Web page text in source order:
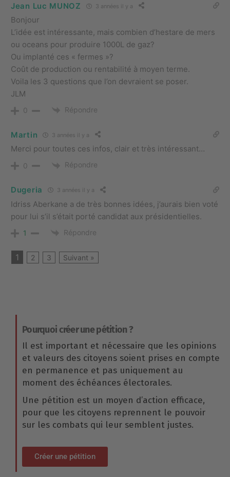
Jean Luc MUNOZ 3 années il y a
Bonjour
L’idée est intéressante, mais combien d’hestare de mers
ou oceans pour produire 1000L de gaz?
Ou implanté ces « fermes »?
Coût de production ou rentabilité à moyen terme.
Voila les 3 questions que l’on devraient se poser.
JLM
0 Répondre
Martin 3 années il y a
Merci pour toutes ces infos, clair et très intéressant…
0 Répondre
Dugeria 3 années il y a
Idriss Aberkane a de très bonnes idées, j’aurais bien voté
pour lui s’il s’était porté candidat aux présidentielles.
1 Répondre
1 2 3 Suivant »
Pourquoi créer une pétition ?
Il est important et nécessaire que les opinions
et valeurs des citoyens soient prises en compte
en permanence et pas uniquement au
moment des échéances électorales.
Une pétition est un moyen d’action efficace,
pour que les citoyens reprennent le pouvoir
sur les combats qui leur semblent justes.
Créer une pétition